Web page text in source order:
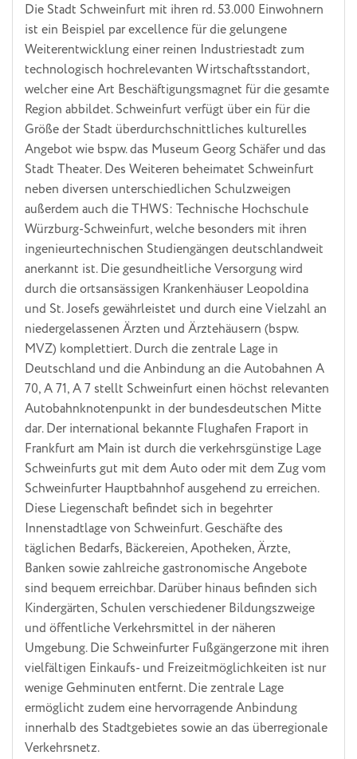
Die Stadt Schweinfurt mit ihren rd. 53.000 Einwohnern
ist ein Beispiel par excellence für die gelungene
Weiterentwicklung einer reinen Industriestadt zum
technologisch hochrelevanten Wirtschaftsstandort,
welcher eine Art Beschäftigungsmagnet für die gesamte
Region abbildet. Schweinfurt verfügt über ein für die
Größe der Stadt überdurchschnittliches kulturelles
Angebot wie bspw. das Museum Georg Schäfer und das
Stadt Theater. Des Weiteren beheimatet Schweinfurt
neben diversen unterschiedlichen Schulzweigen
außerdem auch die THWS: Technische Hochschule
Würzburg-Schweinfurt, welche besonders mit ihren
ingenieurtechnischen Studiengängen deutschlandweit
anerkannt ist. Die gesundheitliche Versorgung wird
durch die ortsansässigen Krankenhäuser Leopoldina
und St. Josefs gewährleistet und durch eine Vielzahl an
niedergelassenen Ärzten und Ärztehäusern (bspw.
MVZ) komplettiert. Durch die zentrale Lage in
Deutschland und die Anbindung an die Autobahnen A
70, A 71, A 7 stellt Schweinfurt einen höchst relevanten
Autobahnknotenpunkt in der bundesdeutschen Mitte
dar. Der international bekannte Flughafen Fraport in
Frankfurt am Main ist durch die verkehrsgünstige Lage
Schweinfurts gut mit dem Auto oder mit dem Zug vom
Schweinfurter Hauptbahnhof ausgehend zu erreichen.
Diese Liegenschaft befindet sich in begehrter
Innenstadtlage von Schweinfurt. Geschäfte des
täglichen Bedarfs, Bäckereien, Apotheken, Ärzte,
Banken sowie zahlreiche gastronomische Angebote
sind bequem erreichbar. Darüber hinaus befinden sich
Kindergärten, Schulen verschiedener Bildungszweige
und öffentliche Verkehrsmittel in der näheren
Umgebung. Die Schweinfurter Fußgängerzone mit ihren
vielfältigen Einkaufs- und Freizeitmöglichkeiten ist nur
wenige Gehminuten entfernt. Die zentrale Lage
ermöglicht zudem eine hervorragende Anbindung
innerhalb des Stadtgebietes sowie an das überregionale
Verkehrsnetz.